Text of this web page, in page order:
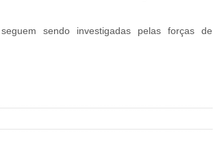
sendo investigadas pelas forças de